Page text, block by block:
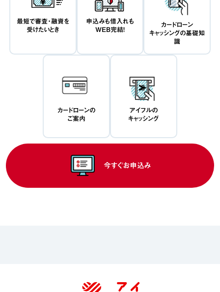
最短で審査・融資を
受けたいとき
申込みも借入れも
WEB完結！
カードローン
キャッシングの基礎知
識
カードローンの
ご案内
アイフルの
キャッシング
今すぐお申込み